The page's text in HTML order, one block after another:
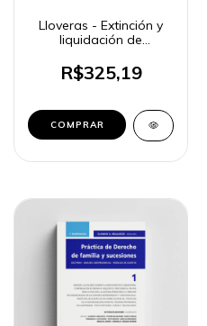
Lloveras - Extinción y
liquidación de
de bienes
R$325,19
COMPRAR